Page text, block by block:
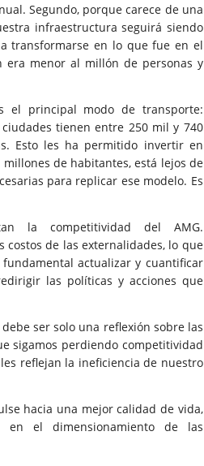
Segundo, porque carece de una
infraestructura seguirá siendo
transformarse en lo que fue en el
era menor al millón de personas y
el principal modo de transporte:
tienen entre 250 mil y 740
Esto les ha permitido invertir en
de habitantes, está lejos de
para replicar ese modelo. Es
la competitividad del AMG.
de las externalidades, lo que
actualizar y cuantificar
las políticas y acciones que
ser solo una reflexión sobre las
sigamos perdiendo competitividad
reflejan la ineficiencia de nuestro
hacia una mejor calidad de vida,
en el dimensionamiento de las